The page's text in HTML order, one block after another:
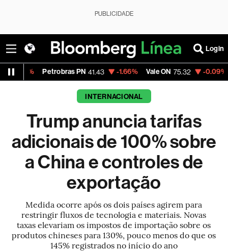
PUBLICIDADE
Login
PN 41.43 -1.66% Vale ON 75.32 -0.09% Itaú PN
INTERNACIONAL
Trump anuncia tarifas
adicionais de 100% sobre
a China e controles de
exportação
Medida ocorre após os dois países agirem para
restringir fluxos de tecnologia e materiais. Novas
taxas elevariam os impostos de importação sobre os
produtos chineses para 130%, pouco menos do que os
145% registrados no início do ano